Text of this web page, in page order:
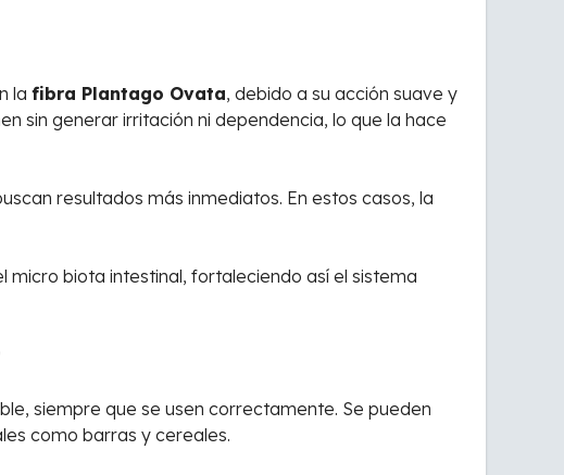
la fibra Plantago Ovata, debido a su acción suave y
sin generar irritación ni dependencia, lo que la hace
resultados más inmediatos. En estos casos, la
micro biota intestinal, fortaleciendo así el sistema
siempre que se usen correctamente. Se pueden
como barras y cereales.